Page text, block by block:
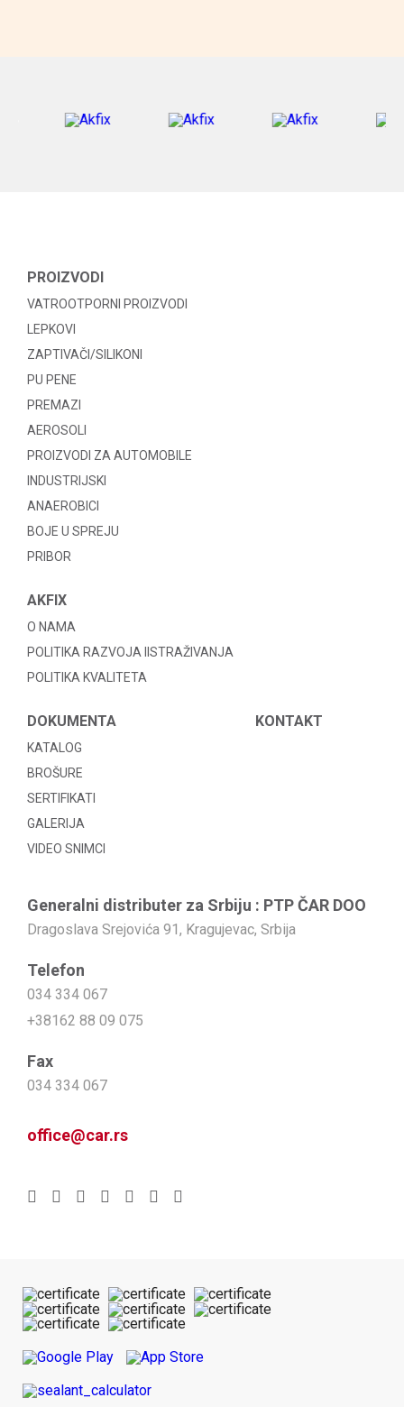
PROIZVODI
VATROOTPORNI PROIZVODI
LEPKOVI
ZAPTIVAČI/SILIKONI
PU PENE
PREMAZI
AEROSOLI
PROIZVODI ZA AUTOMOBILE
INDUSTRIJSKI
ANAEROBICI
BOJE U SPREJU
PRIBOR
AKFIX
O NAMA
POLITIKA RAZVOJA IISTRAŽIVANJA
POLITIKA KVALITETA
DOKUMENTA
KATALOG
BROŠURE
SERTIFIKATI
GALERIJA
VIDEO SNIMCI
KONTAKT
Generalni distributer za Srbiju : PTP ČAR DOO
Dragoslava Srejovića 91, Kragujevac, Srbija
Telefon
034 334 067
+38162 88 09 075
Fax
034 334 067
office@car.rs